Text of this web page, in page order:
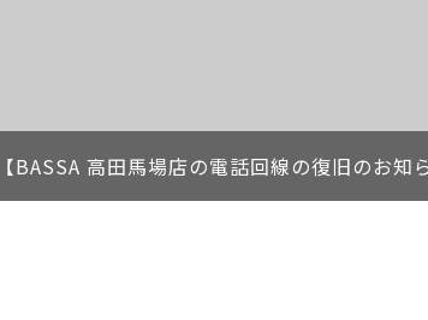
【BASSA 高田馬場店の電話回線の復旧のお知